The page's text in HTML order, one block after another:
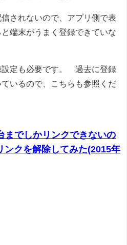
されないので、アプリ側で表
端末がうまく登録できていな
設定も必要です。 過去に登録
いるので、こちらも参照くだ
までしかリンクできないの
ンクを解除してみた(2015年